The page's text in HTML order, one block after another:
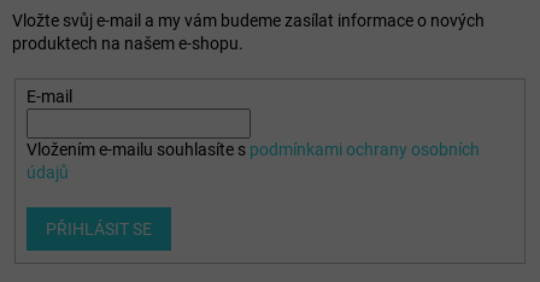
Vložte svůj e-mail a my vám budeme zasílat informace o nových
produktech na našem e-shopu.
E-mail
Vložením e-mailu souhlasíte s podmínkami ochrany osobních
údajů
PŘIHLÁSIT SE